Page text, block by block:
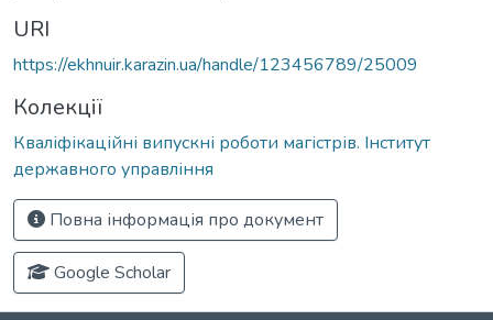
URI
https://ekhnuir.karazin.ua/handle/123456789/25009
Колекції
Кваліфікаційні випускні роботи магістрів. Інститут
державного управління
Повна інформація про документ
Google Scholar